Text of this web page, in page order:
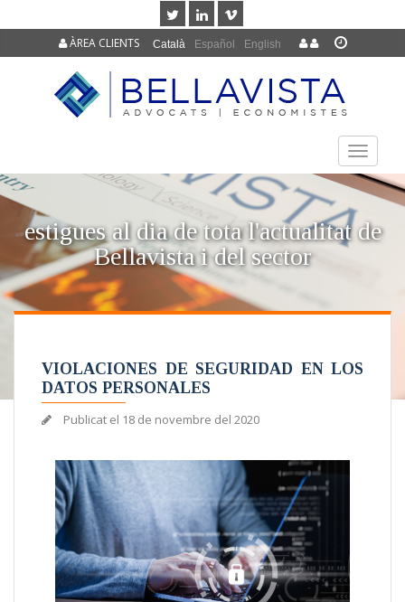
Català Español English
ÀREA CLIENTS
TOGGLE
estigues al dia de tota l'actualitat de
Bellavista i del sector
VIOLACIONES DE SEGURIDAD EN LOS
DATOS PERSONALES
Publicat el 18 de novembre del 2020